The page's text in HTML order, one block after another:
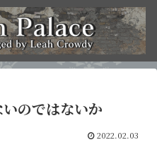
のではないか
2022.02.03